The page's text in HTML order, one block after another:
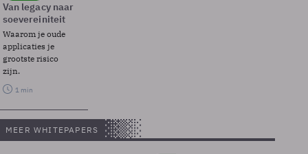
Van legacy naar
soevereiniteit
Waarom je oude
applicaties je
grootste risico
zijn.
1 min
MEER WHITEPAPERS